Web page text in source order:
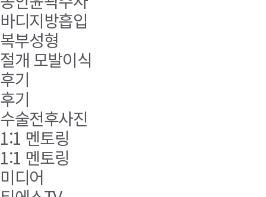
바디지방흡입
복부성형
절개 모발이식
후기
후기
수술전후사진
1:1 멘토링
1:1 멘토링
미디어